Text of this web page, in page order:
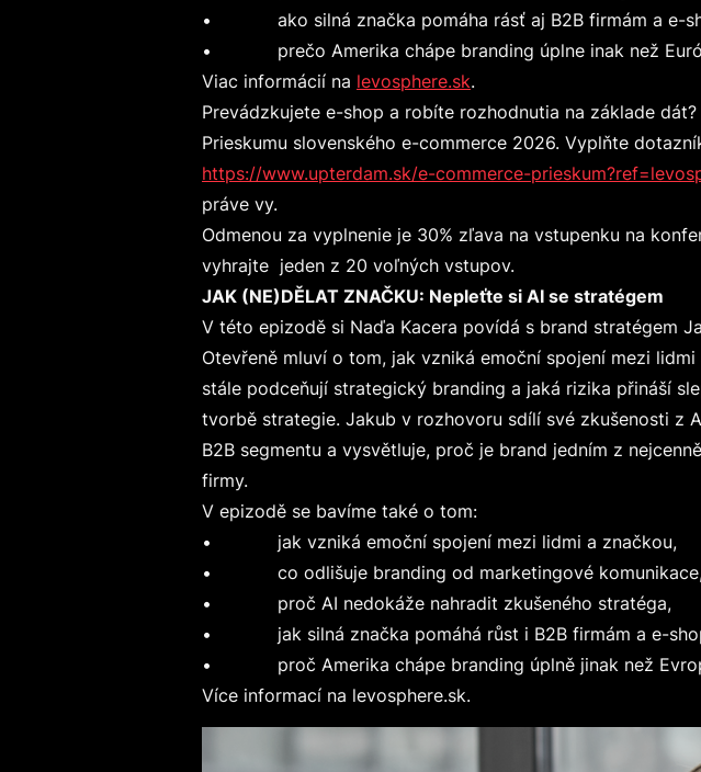
• ako silná značka pomáha rásť aj B2B firmám a e-
• prečo Amerika chápe branding úplne inak než
Viac informácií na levosphere.sk.
Prevádzkujete e-shop a robíte rozhodnutia na základe
Prieskumu slovenského e-commerce 2026. Vyplňte
https://www.upterdam.sk/e-commerce-
práve vy.
Odmenou za vyplnenie je 30% zľava na vstupenku na
vyhrajte jeden z 20 voľných vstupov.
JAK (NE)DĚLAT ZNAČKU: Nepleťte si AI se stratégem
V této epizodě si Naďa Kacera povídá s brand stratégem
Otevřeně mluví o tom, jak vzniká emoční spojení mezi
stále podceňují strategický branding a jaká rizika přináší
tvorbě strategie. Jakub v rozhovoru sdílí své zkušenosti z
B2B segmentu a vysvětluje, proč je brand jedním z
firmy.
V epizodě se bavíme také o tom:
• jak vzniká emoční spojení mezi lidmi a značkou,
• co odlišuje branding od marketingové
• proč AI nedokáže nahradit zkušeného stratéga,
• jak silná značka pomáhá růst i B2B firmám a e-
• proč Amerika chápe branding úplně jinak než
Více informací na levosphere.sk.